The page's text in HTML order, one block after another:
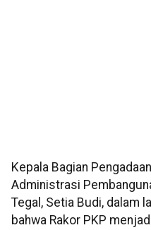
Kepala Bagian
Administrasi
Tegal, Setia Budi, dalam
bahwa Rakor PKP